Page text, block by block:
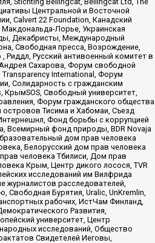
Центральной и Восточной
Calvert 22 Foundation, Канадский
Макдональда-Лорье, Украинская
Декабристы, Международный
Свободная пресса, Возрождение,
Риддл, Русский антивоенный комитет в
Сахарова, Форум свободной
International, Форум
Солидарность с гражданским
КрымSOS, Свободный университет,
Форум гражданского общества
Тисима и Хабомаи, Съезд
Фонд борьбы с коррупцией
Всемирный фонд природы, BDR Novaja
дом прав человека
Белорусский дом прав человека
человека Тбилиси, Дом прав
Крым, Центр дикого лосося, TVR
исследований им Вилфрида
журналистов расследователей,
Бурятия, Uralic, UnKremlin,
рабочих, ИстЧам Финланд,
Развития,
университет, Центр
исследований, Общество
Свидетелей Иеговы,